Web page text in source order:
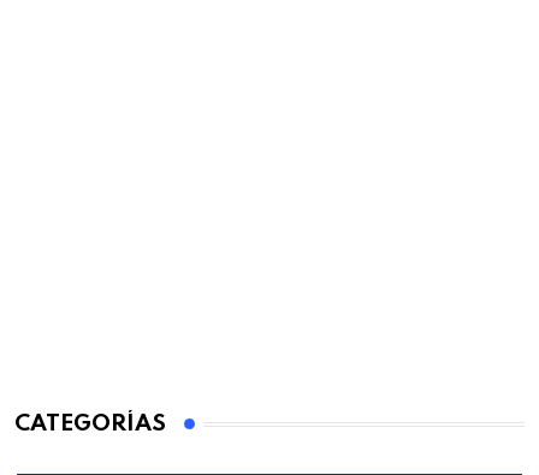
CATEGORÍAS